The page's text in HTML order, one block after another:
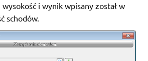
i wynik wpisany został w
schodów.